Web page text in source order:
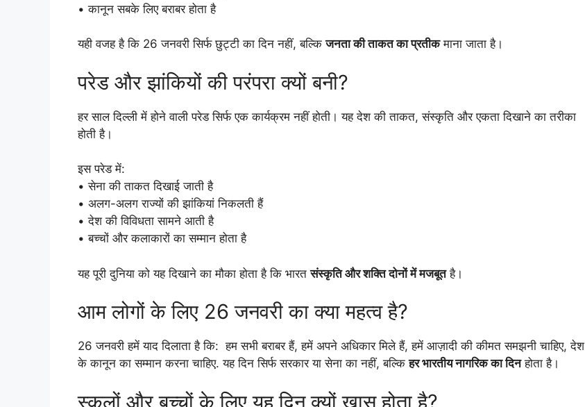
• कानून सबके लिए बराबर होता है
यही वजह है कि 26 जनवरी सिर्फ छुट्टी का दिन नहीं, बल्किजनता की ताकत का प्रतीकमाना जाता है।
परेड और झांकियों की परंपरा क्यों बनी?
हर साल दिल्ली में होने वाली परेड सिर्फ एक कार्यक्रम नहीं होती। यह देश की ताकत, संस्कृति और एकता दिखाने का तरीका
होती है।
इस परेड में:
• सेना की ताकत दिखाई जाती है
• अलग-अलग राज्यों की झांकियां निकलती हैं
• देश की विविधता सामने आती है
• बच्चों और कलाकारों का सम्मान होता है
यह पूरी दुनिया को यह दिखाने का मौका होता है कि भारतसंस्कृति और शक्ति दोनों में मजबूतहै।
आम लोगों के लिए 26 जनवरी का क्या महत्व है?
26 जनवरी हमें याद दिलाता है कि: हम सभी बराबर हैं, हमें अपने अधिकार मिले हैं, हमें आज़ादी की कीमत समझनी चाहिए, देश
के कानून का सम्मान करना चाहिए. यह दिन सिर्फ सरकार या सेना का नहीं, बल्किहर भारतीय नागरिक का दिनहोता है।
स्कूलों और बच्चों के लिए यह दिन क्यों खास होता है?